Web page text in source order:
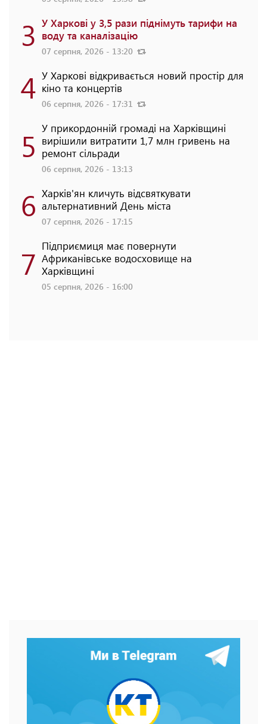
3 У Харкові у 3,5 рази піднімуть тарифи на
воду та каналізацію
07 серпня, 2026 - 13:20
4 У Харкові відкривається новий простір для
кіно та концертів
06 серпня, 2026 - 17:31
5 У прикордонній громаді на Харківщині
вирішили витратити 1,7 млн гривень на
ремонт сільради
06 серпня, 2026 - 13:13
6 Харків'ян кличуть відсвяткувати
альтернативний День міста
07 серпня, 2026 - 17:15
7 Підприємиця має повернути
Африканівське водосховище на
Харківщині
05 серпня, 2026 - 16:00